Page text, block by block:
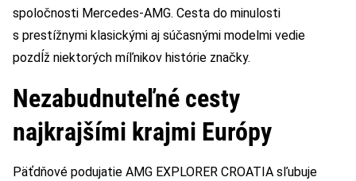
spoločnosti Mercedes-AMG. Cesta do minulosti
s prestížnymi klasickými aj súčasnými modelmi vedie
pozdĺž niektorých míľnikov histórie značky.
Nezabudnuteľné cesty
najkrajšími krajmi Európy
Päťdňové podujatie AMG EXPLORER CROATIA sľubuje